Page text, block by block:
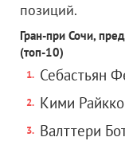
позиций.
Гран-при Сочи,
(топ-10)
Себастьян
Кими
Валттери